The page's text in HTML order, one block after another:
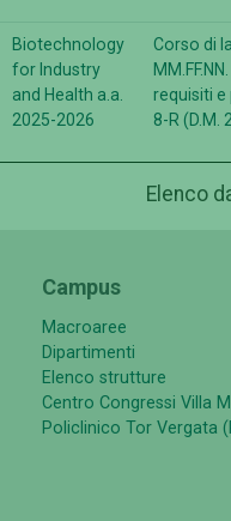
Biotechnology
for Industry
and Health a.a.
2025-2026
Corso di
requisiti e
8-R (D.M.
Elenco
Campus
Macroaree
Dipartimenti
Elenco strutture
Centro Congressi Villa
Policlinico Tor Vergata